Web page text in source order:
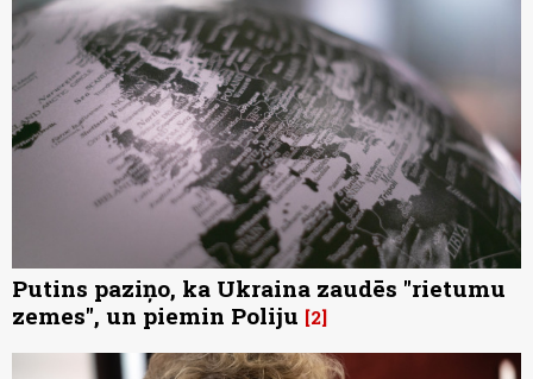
Putins paziņo, ka Ukraina zaudēs "rietumu
zemes", un piemin Poliju 2